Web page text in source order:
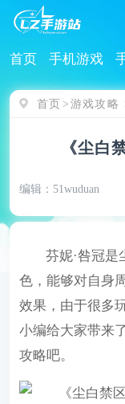
首页 手机游戏
首页 游戏攻略
《尘白
编辑：51wuduan
芬妮·咎冠是
色，能够对自身
效果，由于很多
小编给大家带来
攻略吧。